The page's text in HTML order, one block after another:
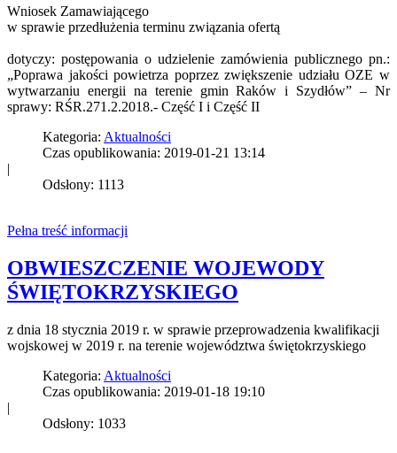
Wniosek Zamawiającego
w sprawie przedłużenia terminu związania ofertą
dotyczy: postępowania o udzielenie zamówienia publicznego pn.:
„Poprawa jakości powietrza poprzez zwiększenie udziału OZE w
wytwarzaniu energii na terenie gmin Raków i Szydłów” – Nr
sprawy: RŚR.271.2.2018.- Część I i Część II
Kategoria: Aktualności
Czas opublikowania: 2019-01-21 13:14
|
Odsłony: 1113
Pełna treść informacji
OBWIESZCZENIE WOJEWODY
ŚWIĘTOKRZYSKIEGO
z dnia 18 stycznia 2019 r. w sprawie przeprowadzenia kwalifikacji
wojskowej w 2019 r. na terenie województwa świętokrzyskiego
Kategoria: Aktualności
Czas opublikowania: 2019-01-18 19:10
|
Odsłony: 1033